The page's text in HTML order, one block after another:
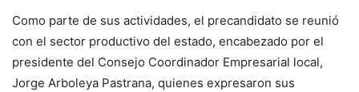
Como parte de sus actividades, el precandidato se reunió
con el sector productivo del estado, encabezado por el
presidente del Consejo Coordinador Empresarial local,
Jorge Arboleya Pastrana, quienes expresaron sus